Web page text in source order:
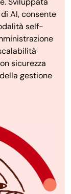
AI, consente
self-
sicurezza
gestione